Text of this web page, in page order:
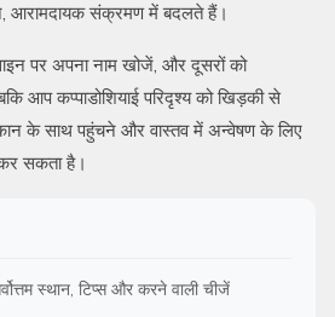
आरामदायक संक्रमण में बदलते हैं।
पर अपना नाम खोजें, और दूसरों को
आप कप्पाडोशियाई परिदृश्य को खिड़की से
के साथ पहुंचने और वास्तव में अन्वेषण के लिए
सकता है।
स्थान, टिप्स और करने वाली चीजें